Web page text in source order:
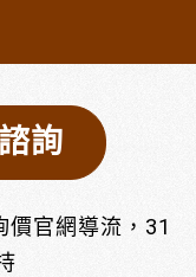
詢
價官網導流，31